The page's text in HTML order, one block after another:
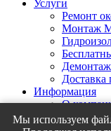
Мы используем
Услуги
Ремонт
Монтаж
Доставка
Информация
О
Галерея